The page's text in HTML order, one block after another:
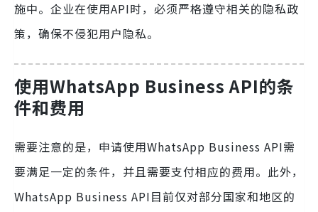
施中。企业在使用API时，必须严格遵守相关的隐私政
策，确保不侵犯用户隐私。
使用WhatsApp Business API的条
件和费用
需要注意的是，申请使用WhatsApp Business API需
要满足一定的条件，并且需要支付相应的费用。此外，
WhatsApp Business API目前仅对部分国家和地区的